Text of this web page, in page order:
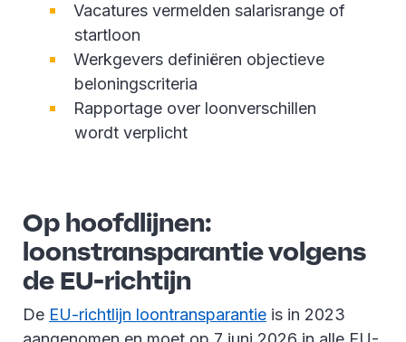
Vacatures vermelden salarisrange of
startloon
Werkgevers definiëren objectieve
beloningscriteria
Rapportage over loonverschillen
wordt verplicht
Op hoofdlijnen:
loonstransparantie volgens
de EU-richtijn
De EU-richtlijn loontransparantie is in 2023